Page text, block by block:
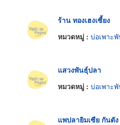
ร้าน ทองเฮงเซี้ยง
หมวดหมู่ : บ่อเพาะ
แสวงพันธุ์ปลา
หมวดหมู่ : บ่อเพาะ
แพปลายิมเซีย กันตัง